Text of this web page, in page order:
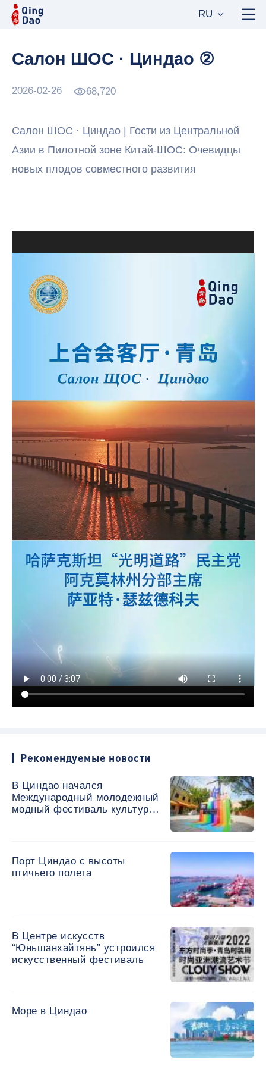
RU
Салон ШОС · Циндао ②
2026-02-26 68,720
Салон ШОС · Циндао | Гости из Центральной
Азии в Пилотной зоне Китай-ШОС: Очевидцы
новых плодов совместного развития
Рекомендуемые новости
В Циндао начался
Международный молодежный
модный фестиваль культуры
Порт Циндао с высоты
птичьего полета
В Центре искусств
“Юньшанхайтянь” устроился
искусственный фестиваль
Море в Циндао